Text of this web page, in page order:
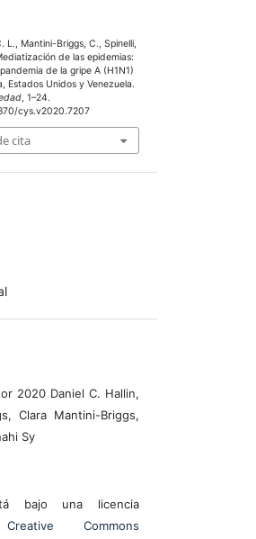
L., Mantini-Briggs, C., Spinelli,
de las epidemias:
de la gripe A (H1N1)
Estados Unidos y Venezuela.
, 1–24.
cys.v2020.7207
cita
2020 Daniel C. Hallin,
Clara Mantini-Briggs,
Sy
bajo una licencia
Creative Commons